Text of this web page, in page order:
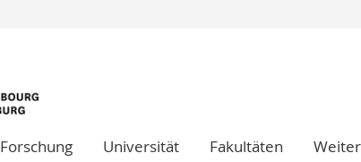
Theologische Fak.
Philosophische Fak.
Forschung Universität Fakultäten